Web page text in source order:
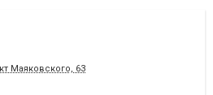
Маяковского, 63